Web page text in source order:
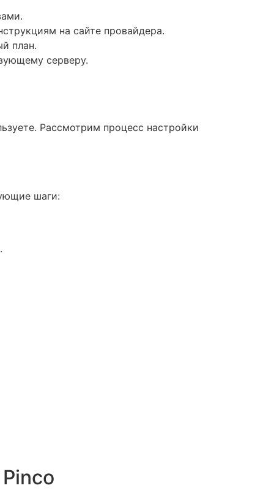
на сайте провайдера.
план.
серверу.
Рассмотрим процесс настройки
шаги: